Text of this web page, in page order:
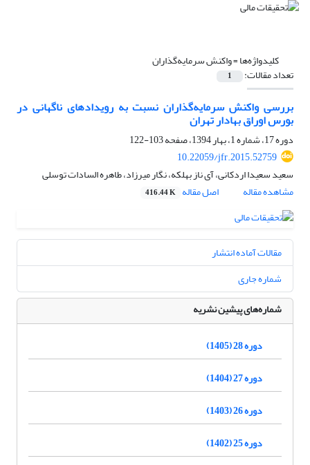
کلیدواژه‌ها =واکنش سرمایه‌گذاران
تعداد مقالات: 1
بررسی واکنش سرمایه‌گذاران نسبت به رویدادهای ناگهانی در
بورس اوراق بهادار تهران
دوره 17، شماره 1، بهار 1394، صفحه
103-122
10.22059/jfr.2015.52759
سعید سعیدا اردکانی، آی ناز بهلکه، نگار میرزاد، طاهره السادات توسلی
مشاهده مقاله
اصل مقاله 416.44 K
مقالات آماده انتشار
شماره جاری
شماره‌های پیشین نشریه
دوره 28 (1405)
دوره 27 (1404)
دوره 26 (1403)
دوره 25 (1402)